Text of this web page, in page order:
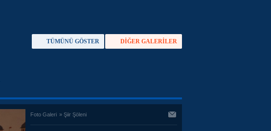
DİĞER GALERİLER
TÜMÜNÜ GÖSTER
Foto Galeri » Şiir Şöleni